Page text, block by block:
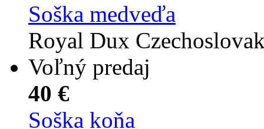
Soška medveďa
Royal Dux
Voľný predaj
40 €
Soška koňa